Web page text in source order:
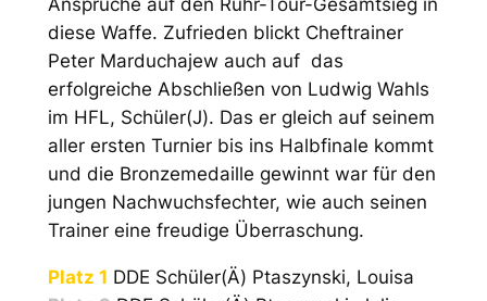
diese Waffe. Zufrieden blickt Cheftrainer
Peter Marduchajew auch auf das
erfolgreiche Abschließen von Ludwig Wahls
im HFL, Schüler(J). Das er gleich auf seinem
aller ersten Turnier bis ins Halbfinale kommt
und die Bronzemedaille gewinnt war für den
jungen Nachwuchsfechter, wie auch seinen
Trainer eine freudige Überraschung.
Platz 1 DDE Schüler(Ä) Ptaszynski, Louisa